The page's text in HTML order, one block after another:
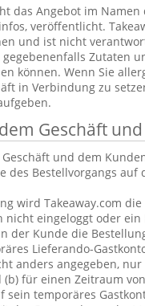
das Angebot im
veröffentlicht.
und ist nicht
Zutaten
können. Wenn Sie
in Verbindung zu
Geschäft
und dem
des Bestellvorgangs
wird Takeaway.com
nicht eingeloggt oder
der Kunde die
Lieferando-
anders angegeben,
für einen Zeitraum
sein temporäres